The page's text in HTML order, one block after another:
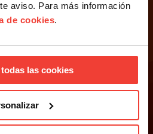
aviso. Para más información
de cookies.
las cookies